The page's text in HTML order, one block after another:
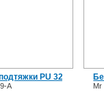
PU 3242-139-A
A
Mr